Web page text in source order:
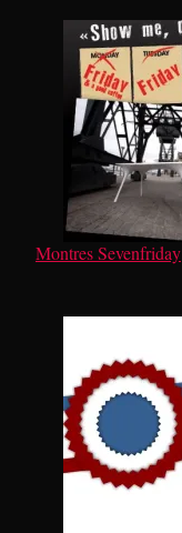
Montres Sevenfriday